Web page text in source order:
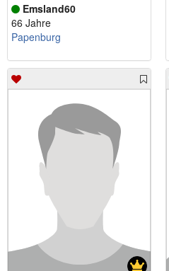
Emsland60
66 Jahre
Papenburg